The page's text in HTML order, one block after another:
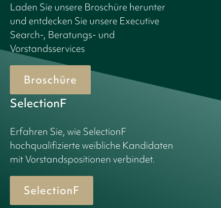
Laden Sie unsere Broschüre herunter
und entdecken Sie unsere Executive
Search-, Beratungs- und
Vorstandsservices
Broschüre
SelectionF
Erfahren Sie, wie SelectionF
hochqualifizierte weibliche Kandidaten
mit Vorstandspositionen verbindet.
SelectionF